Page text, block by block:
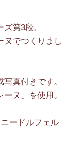
第3段。
ヌでつくりまし
真付きです。
ヌ」を使用。
ードルフェル